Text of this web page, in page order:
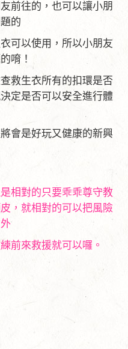
前往的，也可以讓小朋
的
可以使用，所以小朋友
唷！
救生衣所有的扣環是否
定是否可以安全進行體
會是好玩又健康的新興
相對的只要乖乖尊守教
，就相對的可以把風險
前來救援就可以囉。